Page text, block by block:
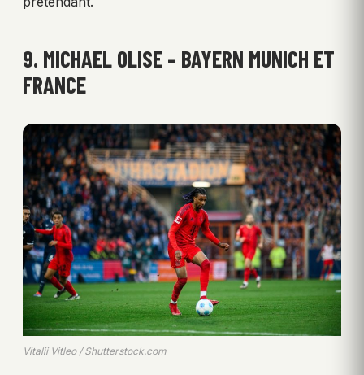
9. MICHAEL OLISE – BAYERN MUNICH ET
FRANCE
Vitalii Vitleo / Shutterstock.com